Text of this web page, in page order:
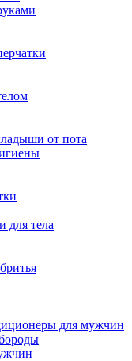
от пота
для тела
для мужчин